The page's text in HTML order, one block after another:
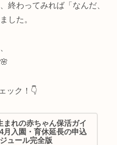
終わってみれば「なんだ、
した。
ック！👇️
まれの赤ちゃん保活ガイ
4月入園・育休延長の申込
ュール完全版